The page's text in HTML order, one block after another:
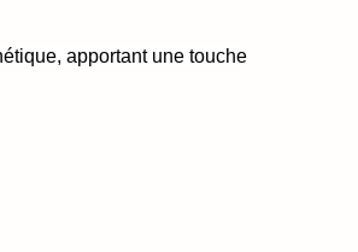
apportant une touche